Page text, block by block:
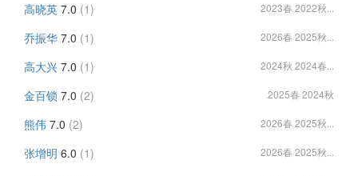
高晓英 7.0 (1) 2023春 2022秋...
乔振华 7.0 (1) 2026春 2025秋...
高大兴 7.0 (1) 2024秋 2024春...
金百锁 7.0 (2) 2025春 2024秋
熊伟 7.0 (2) 2026春 2025秋...
张增明 6.0 (1) 2026春 2025秋...